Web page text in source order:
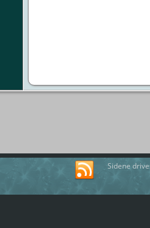
Sidene